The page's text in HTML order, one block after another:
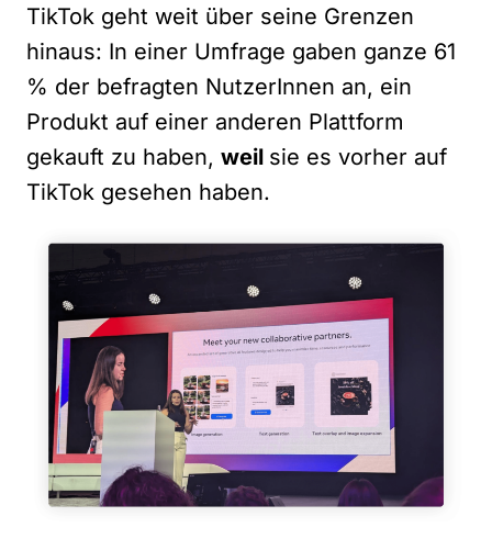
TikTok geht weit über seine Grenzen
hinaus: In einer Umfrage gaben ganze 61
% der befragten NutzerInnen an, ein
Produkt auf einer anderen Plattform
gekauft zu haben, weil sie es vorher auf
TikTok gesehen haben.